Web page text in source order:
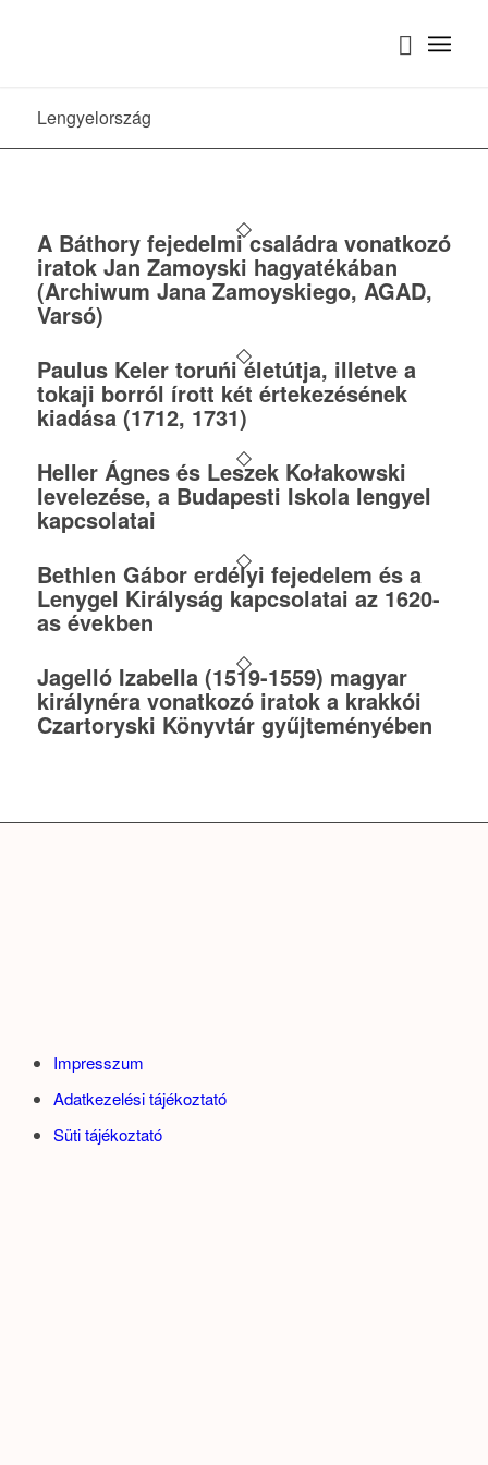
Lengyelország
A Báthory fejedelmi családra vonatkozó
iratok Jan Zamoyski hagyatékában
(Archiwum Jana Zamoyskiego, AGAD,
Varsó)
Paulus Keler toruńi életútja, illetve a
tokaji borról írott két értekezésének
kiadása (1712, 1731)
Heller Ágnes és Leszek Kołakowski
levelezése, a Budapesti Iskola lengyel
kapcsolatai
Bethlen Gábor erdélyi fejedelem és a
Lenygel Királyság kapcsolatai az 1620-
as években
Jagelló Izabella (1519-1559) magyar
királynéra vonatkozó iratok a krakkói
Czartoryski Könyvtár gyűjteményében
Impresszum
Adatkezelési tájékoztató
Süti tájékoztató